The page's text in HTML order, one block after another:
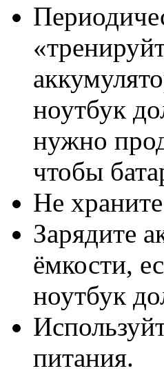
ноутбук
нужно
чтобы
Не
Зарядите
ёмкости,
ноутбук
питания.